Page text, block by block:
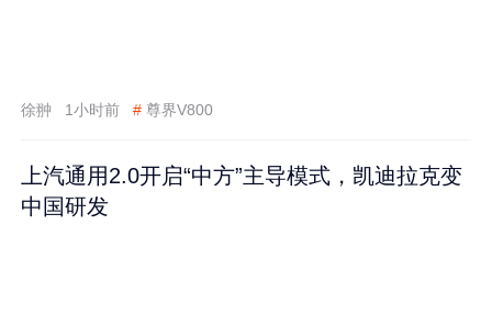
徐翀 1小时前 # 尊界V800
上汽通用2.0开启“中方”主导模式，凯迪拉克变
中国研发